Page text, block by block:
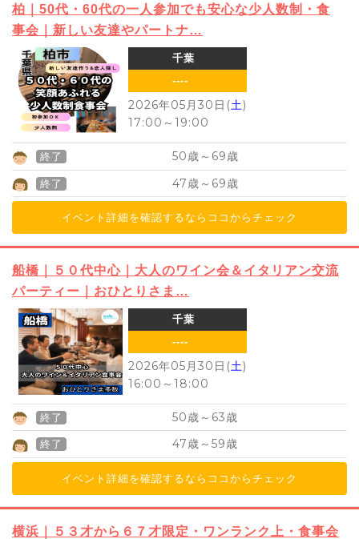
柏｜50代・60代の一人参加でも安心な少人数制・食
事会｜新しい友達やパートナ…
千葉
----
2026年05月30日(土)
17:00 ～ 19:00
終了 50歳～ 69歳
終了 47歳～ 69歳
イベント詳細を確認するならココからチェック
船橋｜５０代中心｜大人のワイン会＆イタリアン交流
パーティー｜おひとりさま…
千葉
----
2026年05月30日(土)
16:00 ～ 18:00
終了 50歳～ 63歳
終了 47歳～ 59歳
イベント詳細を確認するならココからチェック
横浜｜５３才から６７才限定・ワンランク上・食事会